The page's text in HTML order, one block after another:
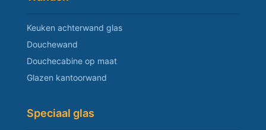
Keuken achterwand glas
Douchewand
Douchecabine op maat
Glazen kantoorwand
Speciaal glas